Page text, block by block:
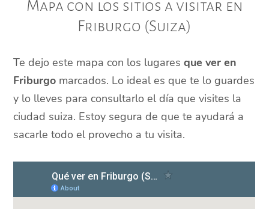
Mapa con los sitios a visitar en
Friburgo (Suiza)
Te dejo este mapa con los lugaresque ver en
Friburgo marcados. Lo ideal es que te lo guardes
y lo lleves para consultarlo el día que visites la
ciudad suiza. Estoy segura de que te ayudará a
sacarle todo el provecho a tu visita.